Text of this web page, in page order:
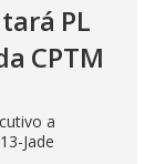
PL
CPTM
a
Jade